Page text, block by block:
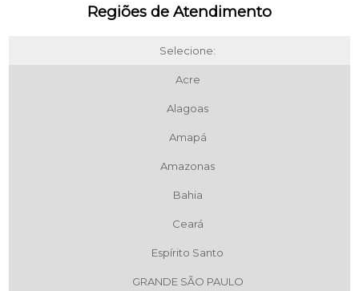
Regiões de Atendimento
Selecione:
Acre
Alagoas
Amapá
Amazonas
Bahia
Ceará
Espírito Santo
GRANDE SÃO PAULO